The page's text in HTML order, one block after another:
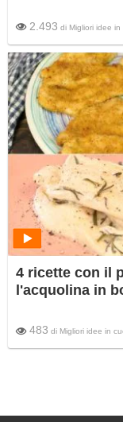
2.493 di Migliori idee in
4 ricette con il
l'acquolina in
483 di Migliori idee in